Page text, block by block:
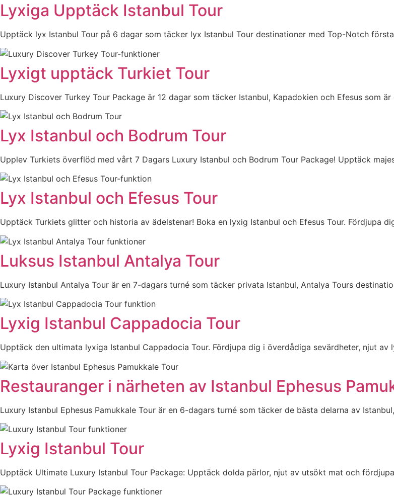
Lyxiga Upptäck Istanbul Tour
Upptäck lyx Istanbul Tour på 6 dagar som täcker lyx Istanbul Tour destinationer med Top-Notch
Lyxigt upptäck Turkiet Tour
Luxury Discover Turkey Tour Package är 12 dagar som täcker Istanbul, Kapadokien och Efesus som
Lyx Istanbul och Bodrum Tour
Upplev Turkiets överflöd med vårt 7 Dagars Luxury Istanbul och Bodrum Tour Package! Upptäck
Lyx Istanbul och Efesus Tour
Upptäck Turkiets glitter och historia av ädelstenar! Boka en lyxig Istanbul och Efesus Tour. Fördjupa
Luksus Istanbul Antalya Tour
Luxury Istanbul Antalya Tour är en 7-dagars turné som täcker privata Istanbul, Antalya Tours
Lyxig Istanbul Cappadocia Tour
Upptäck den ultimata lyxiga Istanbul Cappadocia Tour. Fördjupa dig i överdådiga sevärdheter, njut
Restauranger i närheten av Istanbul Ephesus
Luxury Istanbul Ephesus Pamukkale Tour är en 6-dagars turné som täcker de bästa delarna av
Lyxig Istanbul Tour
Upptäck Ultimate Luxury Istanbul Tour Package: Upptäck dolda pärlor, njut av utsökt mat och